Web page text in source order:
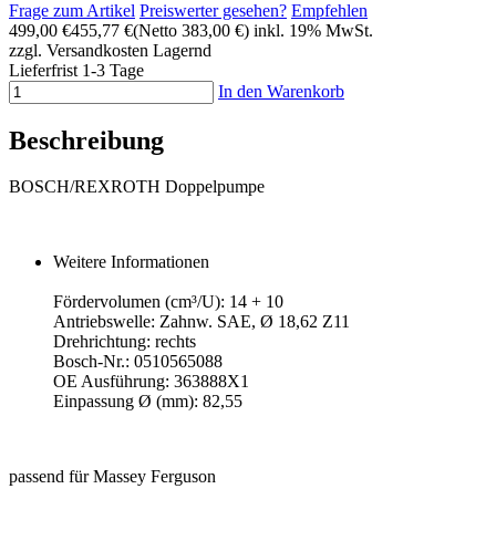
Frage zum Artikel Preiswerter gesehen? Empfehlen
499,00 €455,77 €(Netto 383,00 €) inkl. 19% MwSt.
zzgl. Versandkosten Lagernd
Lieferfrist 1-3 Tage
In den Warenkorb
Beschreibung
BOSCH/REXROTH Doppelpumpe
Weitere Informationen
Fördervolumen (cm³/U): 14 + 10
Antriebswelle: Zahnw. SAE, Ø 18,62 Z11
Drehrichtung: rechts
Bosch-Nr.: 0510565088
OE Ausführung: 363888X1
Einpassung Ø (mm): 82,55
passend für Massey Ferguson